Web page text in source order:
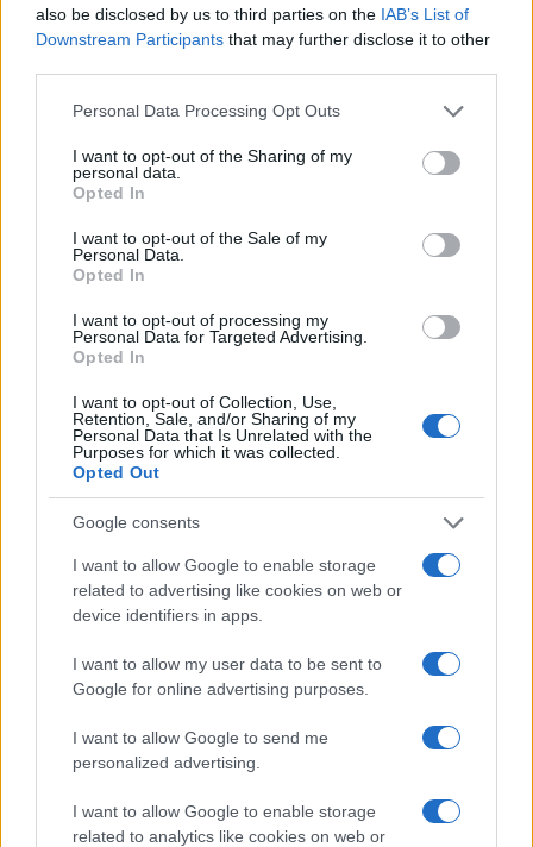
also be disclosed by us to third parties on the IAB’s List of
Downstream Participants that may further disclose it to other
Please note that this website/app uses one or more Google
not limited to your visit or usage behaviour. You may click to
grant or deny consent to Google and its third-party tags to
use your data for below specified purposes in below Google
consent section.
Personal Data Processing Opt Outs
I want to opt-out of the Sharing of my
personal data.
Opted In
I want to opt-out of the Sale of my
Personal Data.
Opted In
I want to opt-out of processing my
Personal Data for Targeted Advertising.
Opted In
I want to opt-out of Collection, Use,
Retention, Sale, and/or Sharing of my
Personal Data that Is Unrelated with the
Purposes for which it was collected.
Opted Out
Google consents
I want to allow Google to enable storage
related to advertising like cookies on web or
device identifiers in apps.
I want to allow my user data to be sent to
Google for online advertising purposes.
I want to allow Google to send me
personalized advertising.
I want to allow Google to enable storage
related to analytics like cookies on web or
AUTORE
Matteo Pellegrino
pop-up nei vicoli del Quartieri Spagnoli per
promuovere giovani designer; è editorialista
tendenze locali. Nato a Napoli, conserva
bozze di pattern e appunti presi nelle sartorie